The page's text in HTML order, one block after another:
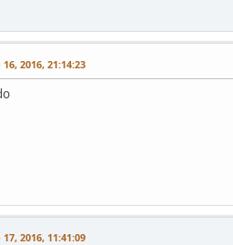
2016, 21:14:23
2016, 11:41:09